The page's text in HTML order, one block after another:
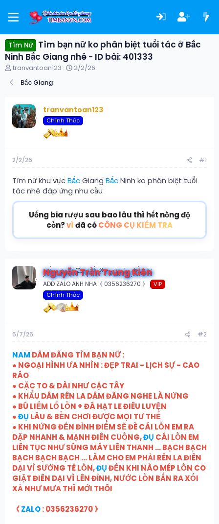
Tìm Nữ
Tìm bạn nữ ko phân biệt tuổi tác ở Bắc
Ninh Bắc Giang nhé - ID bài: 401333
T
r
a
d
s
t
t
e
tranvantoan123
N
ử
i
2/2/26
Bắc Giang
tranvantoan123
Chính Thức
2/2/26 #1
Tìm nữ khu vựcBắcGiang BắcNinh ko phân biệt tuổi
tác nhé đáp ứng nhu cầu
Uống bia rượu sau bao lâu thì hết nồng độ
cồn?vìđã cóCÔNG CỤ KIỂM TRA
Nguyễn Trần Trung Kiên
ADD ZALO ANH NHA《 0356236270 》
VIP
Chính Thức
6/7/26 #2
NAM DÂM ĐÃNG TÌM BẠN NỮ :
● NGOẠI HÌNH ƯA NHÌN : ĐẸP TRAI - LỊCH SỰ - CAO
RÁO
● CẶC TO & DÀI NHƯ CẶC TÂY
● KHẨU DÂM RÊN LA DÂM ĐÃNG NGHE LÀ NỨNG
● BÚ LIẾM LỔ LỒN + ĐÁ HẠT LE ĐIÊU LUYỆN
●ĐỤ LÂU & BỀN CHƠI ĐƯỢC MỌI TƯ THẾ
● KHI NỨNG ĐẾN ĐỈNH ĐIỂM SẼ ĐÈ CÁI LỒN EM RA
DẬP NHANH & MẠNH ĐIÊN CUỒNG,ĐỤ CÁI LỒN EM
LIÊN TỤC NHƯ SÚNG MÁY LIÊN THANH ... BẠCH BẠCH
BẠCH BẠCH BẠCH ... LÀM CHO EM PHẢI RÊN LA ĐIÊN
DẠI VÌ SƯỚNG TÊ LỒN,ĐỤĐẾN KHI NÀO MÉP LỒN CO
GIẬT ĐIÊN DẠI VÌ LÊN ĐỈNH, NƯỚC LỒN BẮN RA XỐI
XẢ NHƯ MƯA THÌ MỚI THÔI
《ZALO: 0356236270 》